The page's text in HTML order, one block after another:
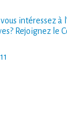
intéressez à
Rejoignez le